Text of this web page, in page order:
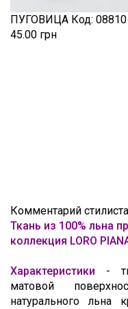
ПУГОВИЦА Код: 08810
45.00 грн
Комментарий стилиста
Ткань из 100% льна
коллекция LORO
Характеристики - т
матовой
натурального льна